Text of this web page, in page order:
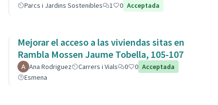
Parcs i Jardins Sostenibles
1 0 Acceptada
Mejorar el acceso a las viviendas sitas en
Rambla Mossen Jaume Tobella, 105-107
Ana Rodriguez Carrers i Vials 0 0 Acceptada
Esmena